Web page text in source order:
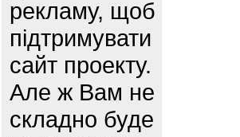
рекламу, щоб
підтримувати
сайт проекту.
Але ж Вам не
складно буде